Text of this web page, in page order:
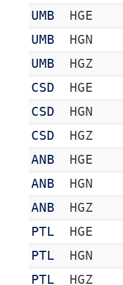
UMB
HGE
UMB
HGN
UMB
HGZ
CSD
HGE
CSD
HGN
CSD
HGZ
ANB
HGE
ANB
HGN
ANB
HGZ
PTL
HGE
PTL
HGN
PTL
HGZ